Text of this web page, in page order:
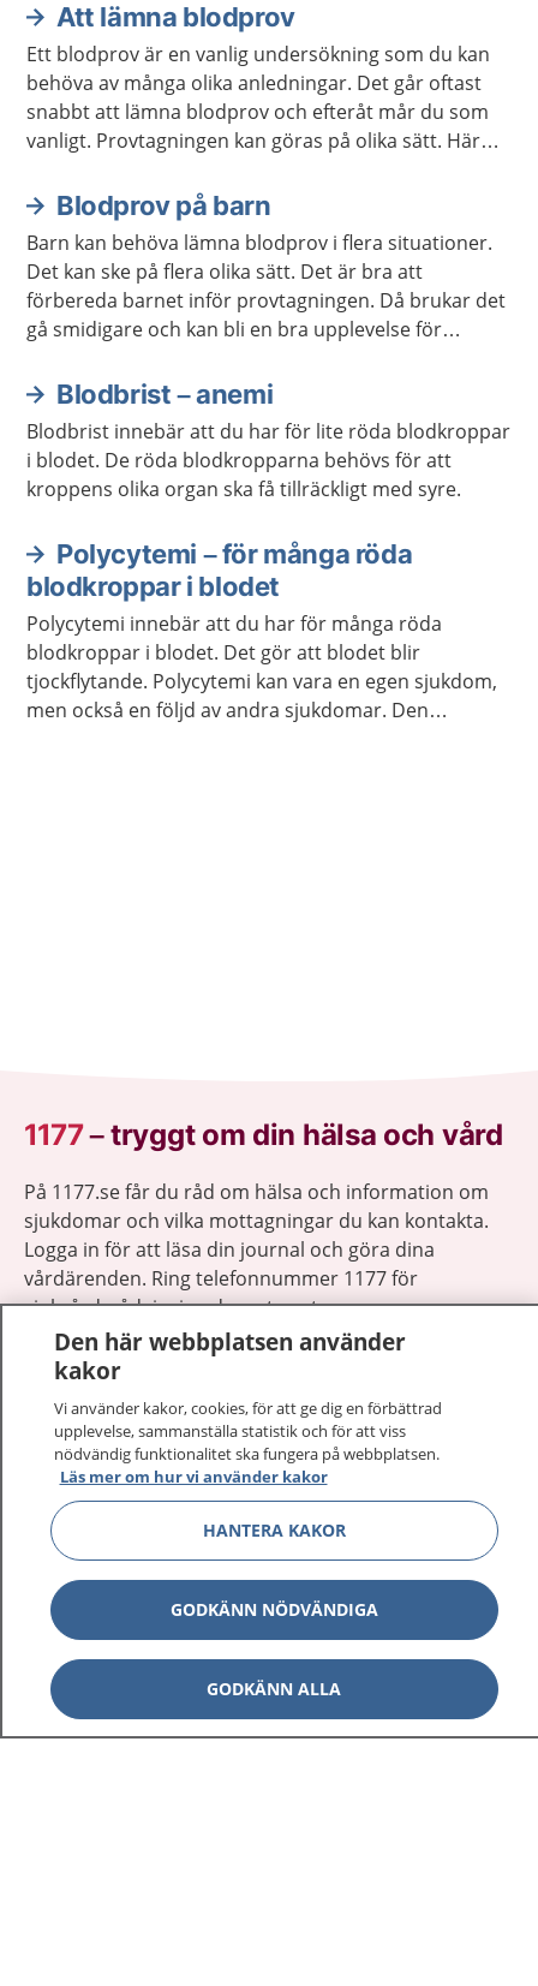
Att lämna blodprov
Ett blodprov är en vanlig undersökning som du kan
behöva av många olika anledningar. Det går oftast
snabbt att lämna blodprov och efteråt mår du som
vanligt. Provtagningen kan göras på olika sätt. Här
Blodprov på barn
Barn kan behöva lämna blodprov i flera situationer.
Det kan ske på flera olika sätt. Det är bra att
förbereda barnet inför provtagningen. Då brukar det
gå smidigare och kan bli en bra upplevelse för
Blodbrist – anemi
Blodbrist innebär att du har för lite röda blodkroppar
i blodet. De röda blodkropparna behövs för att
kroppens olika organ ska få tillräckligt med syre.
Polycytemi – för många röda
blodkroppar i blodet
Polycytemi innebär att du har för många röda
blodkroppar i blodet. Det gör att blodet blir
tjockflytande. Polycytemi kan vara en egen sjukdom,
men också en följd av andra sjukdomar. Den
1177–tryggt om din hälsa och vård
På 1177.se får du råd om hälsa och information om
sjukdomar och vilka mottagningar du kan kontakta.
Logga in för att läsa din journal och göra dina
vårdärenden. Ring telefonnummer 1177 för
sjukvårdsrådgivning dygnet runt.
1177 ger dig råd när du vill må bättre.
1177 på flera språk
Om 1177 Visa
Kontakt Visa
Behandling av personuppgifter
Den här webbplatsen använder
kakor
Vi använder kakor, cookies, för att ge dig en förbättrad
upplevelse, sammanställa statistik och för att viss
nödvändig funktionalitet ska fungera på webbplatsen.
Läs mer om hur vi använder kakor
HANTERA KAKOR
GODKÄNN NÖDVÄNDIGA
GODKÄNN ALLA